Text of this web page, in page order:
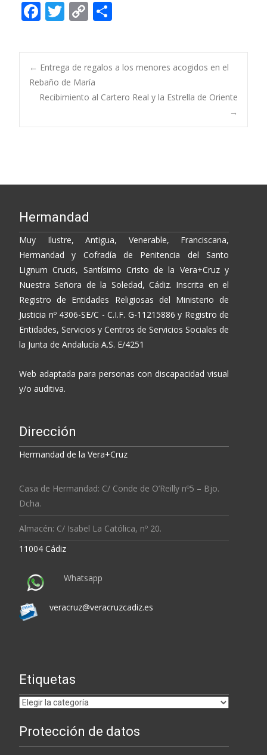
F
e
b
o
o
k
T
itt
er
C
p
y
Li
n
k
m
p
ar
ti
r
Post
navigation
← Entrega de regalos a los menores acogidos en el
Rebaño de María
Recibimiento al Cartero Real y la Estrella de Oriente
→
Hermandad
Muy Ilustre, Antigua, Venerable, Franciscana,
Hermandad y Cofradía de Penitencia del Santo
Lignum Crucis, Santísimo Cristo de la Vera+Cruz y
Nuestra Señora de la Soledad, Cádiz. Inscrita en el
Registro de Entidades Religiosas del Ministerio de
Justicia nº 4306-SE/C - C.I.F. G-11215886 y Registro de
Entidades, Servicios y Centros de Servicios Sociales de
la Junta de Andalucía A.S. E/4251
Web adaptada para personas con discapacidad visual
y/o auditiva.
Dirección
Hermandad de la Vera+Cruz
Casa de Hermandad: C/ Conde de O’Reilly nº5 – Bjo.
Dcha.
Almacén: C/ Isabel La Católica, nº 20.
11004 Cádiz
Whatsapp
veracruz@veracruzcadiz.es
Etiquetas
Etiquetas
Protección de datos